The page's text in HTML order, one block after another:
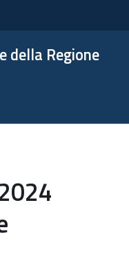
della Regione